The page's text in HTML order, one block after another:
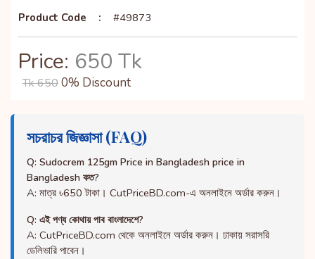
Product Code : #49873
Price: 650 Tk
Tk 6500% Discount
সচরাচর জিজ্ঞাসা (FAQ)
Q: Sudocrem 125gm Price in Bangladesh price in
Bangladesh কত?
A: মাত্র ৳650 টাকা। CutPriceBD.com-এ অনলাইনে অর্ডার করুন।
Q: এই পণ্য কোথায় পাব বাংলাদেশে?
A: CutPriceBD.com থেকে অনলাইনে অর্ডার করুন। ঢাকায় সরাসরি
ডেলিভারি পাবেন।